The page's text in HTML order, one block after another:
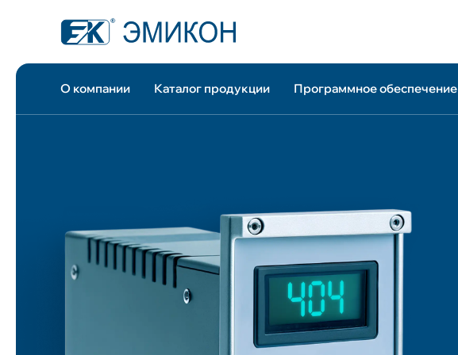
О компании Каталог продукции
Модули и блоки общего
применения
Архивные продукты
Программно-технический
комплекс автоматизации
технологических процессов
(ПТК А)
Программно-технический
комплекс для систем
Программное обеспечение
CONT-ES Control
Конфигуратор систем
автоматизации
Программные средства
мониторинга, диагностики и
управления
Программные средства
расширения функционала
SCADA-систем